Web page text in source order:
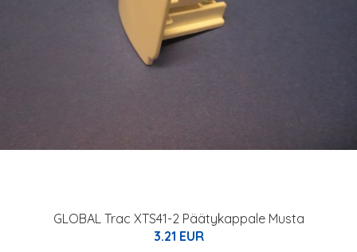
GLOBAL Trac XTS41-2 Päätykappale Musta
3.21 EUR